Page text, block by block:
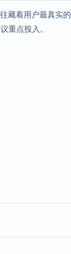
藏着用户最真实的
重点投入。